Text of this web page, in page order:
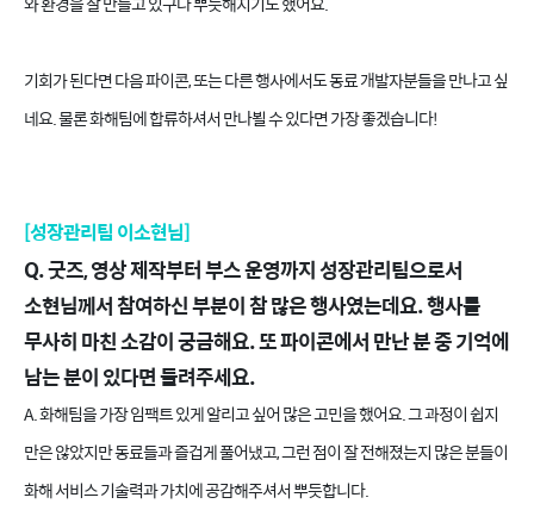
기회가 된다면 다음 파이콘, 또는 다른 행사에서도 동료 개발자분들을 만나고 싶
네요. 물론 화해팀에 합류하셔서 만나뵐 수 있다면 가장 좋겠습니다!
[성장관리팀 이소현님]
Q. 굿즈, 영상 제작부터 부스 운영까지 성장관리팀으로서
소현님께서 참여하신 부분이 참 많은 행사였는데요. 행사를
무사히 마친 소감이 궁금해요. 또 파이콘에서 만난 분 중 기억에
남는 분이 있다면 들려주세요.
A. 화해팀을 가장 임팩트 있게 알리고 싶어 많은 고민을 했어요. 그 과정이 쉽지
만은 않았지만 동료들과 즐겁게 풀어냈고, 그런 점이 잘 전해졌는지 많은 분들이
화해 서비스 기술력과 가치에 공감해주셔서 뿌듯합니다.